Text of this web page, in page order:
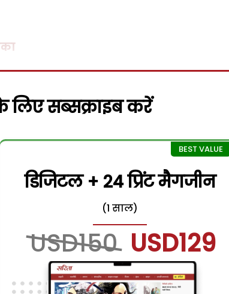
सब्सक्राइब करें
डिजिटल + 24 प्रिंट मैगजीन
(1 साल)
USD150 USD129